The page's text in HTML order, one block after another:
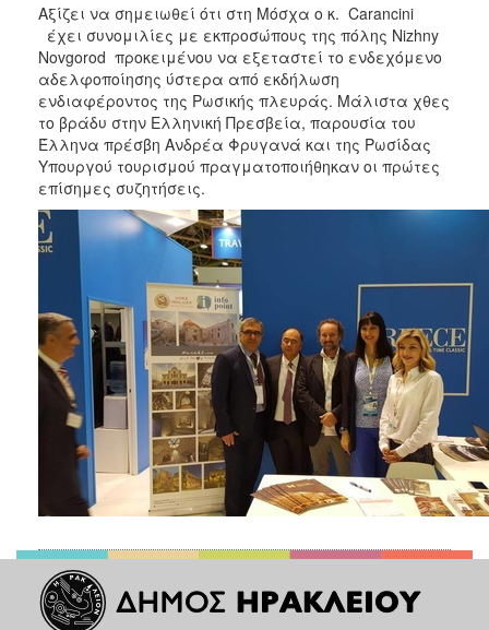
Αξίζει να σημειωθεί ότι στη Μόσχα ο κ. Carancini
έχει συνομιλίες με εκπροσώπους της πόλης Nizhny
Novgorod προκειμένου να εξεταστεί το ενδεχόμενο
αδελφοποίησης ύστερα από εκδήλωση
ενδιαφέροντος της Ρωσικής πλευράς. Mάλιστα χθες
το βράδυ στην Ελληνική Πρεσβεία, παρουσία του
Έλληνα πρέσβη Ανδρέα Φρυγανά και της Ρωσίδας
Υπουργού τουρισμού πραγματοποιήθηκαν οι πρώτες
επίσημες συζητήσεις.